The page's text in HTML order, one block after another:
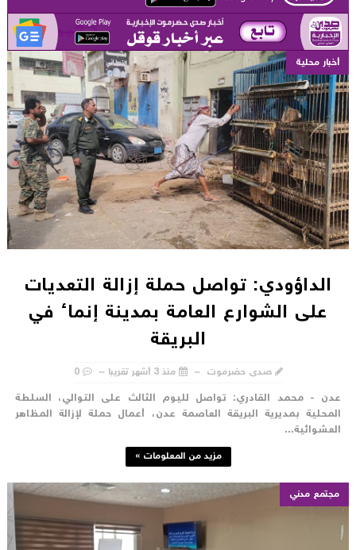
أخبار محلية
الداؤودي: تواصل حملة إزالة التعديات
على الشوارع العامة بمدينة إنماء في
البريقة
صدى حضرموت منذ 3 أشهر تقريبا 0
- محمد القادري: تواصل لليوم الثالث على التوالي، السلطة
بمديرية البريقة العاصمة عدن، أعمال حملة لإزالة المظاهر
مزيد من المعلومات »
مجتمع مدني